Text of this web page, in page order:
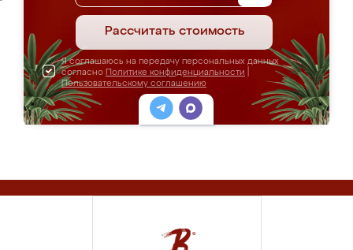
Рассчитать стоимость
Я соглашаюсь на передачу персональных данных
согласно Политике конфиденциальности
Пользовательскому соглашению